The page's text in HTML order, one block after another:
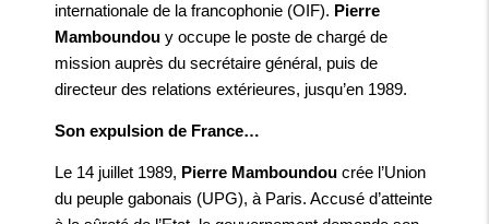
internationale de la francophonie (OIF). Pierre
Mamboundou y occupe le poste de chargé de
mission auprès du secrétaire général, puis de
directeur des relations extérieures, jusqu’en 1989.
Son expulsion de France…
Le 14 juillet 1989, Pierre Mamboundou crée l’Union
du peuple gabonais (UPG), à Paris. Accusé d’atteinte